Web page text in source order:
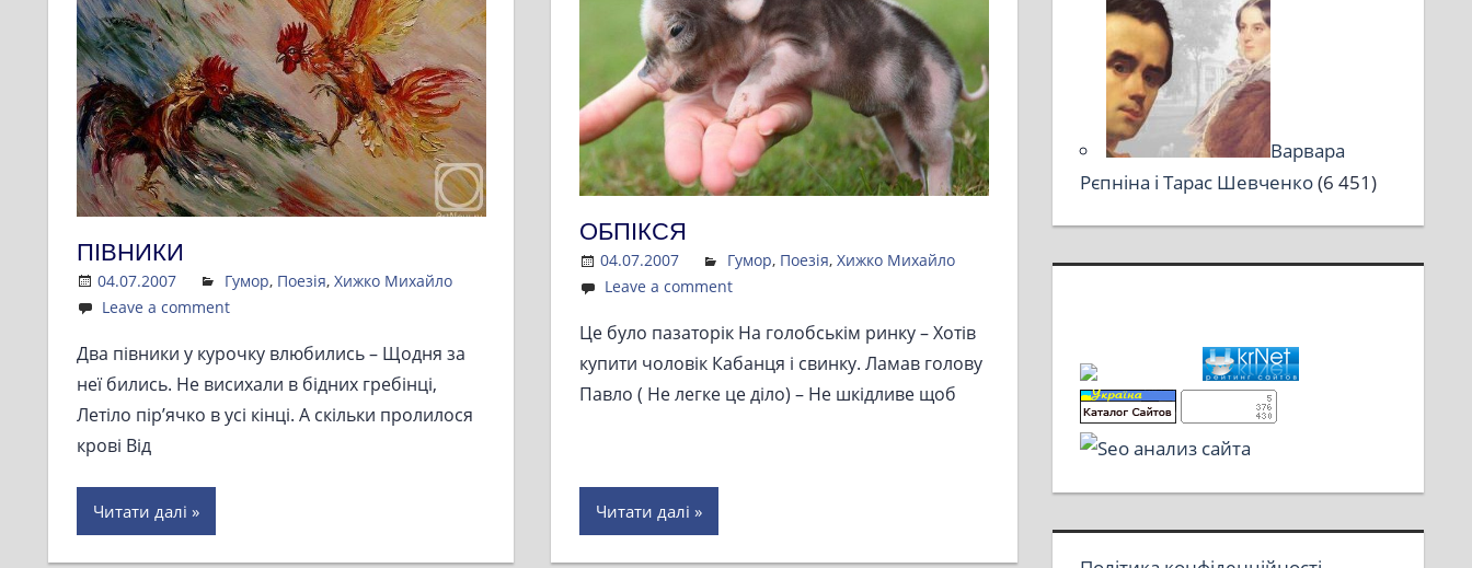
ПІВНИКИ
04.07.2007 Admin
Гумор, Поезія, Хижко Михайло
Leave a comment
Два півники у курочку влюбились – Щодня за
неї бились. Не висихали в бідних гребінці,
Летіло пір’ячко в усі кінці. А скільки пролилося
крові Від
Читати далі
ОБПІКСЯ
04.07.2007 Admin
Гумор, Поезія,Хижко Михайло
Leave a comment
Це було пазаторік На голобськім ринку – Хотів
купити чоловік Кабанця і свинку. Ламав голову
Павло ( Не легке це діло) – Не шкідливе щоб
Читати далі
Варвара
Рєпніна і Тарас Шевченко(6 451)